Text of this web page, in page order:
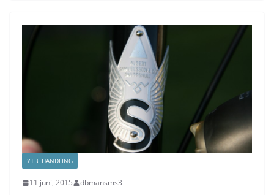
YTBEHANDLING
11 juni, 2015 dbmansms3